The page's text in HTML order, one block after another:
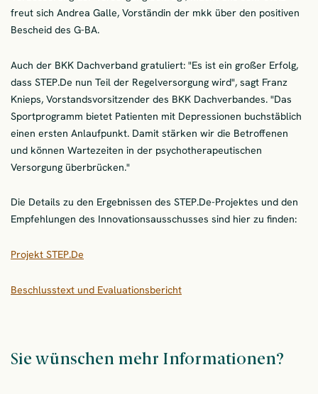
freut sich Andrea Galle, Vorständin der mkk über den positiven
Bescheid des G-BA.
Auch der BKK Dachverband gratuliert: "Es ist ein großer Erfolg,
dass STEP.De nun Teil der Regelversorgung wird", sagt Franz
Knieps, Vorstandsvorsitzender des BKK Dachverbandes. "Das
Sportprogramm bietet Patienten mit Depressionen buchstäblich
einen ersten Anlaufpunkt. Damit stärken wir die Betroffenen
und können Wartezeiten in der psychotherapeutischen
Versorgung überbrücken."
Die Details zu den Ergebnissen des STEP.De-Projektes und den
Empfehlungen des Innovationsausschusses sind hier zu finden:
Projekt STEP.De
Beschlusstext und Evaluationsbericht
Sie wünschen mehr Informationen?